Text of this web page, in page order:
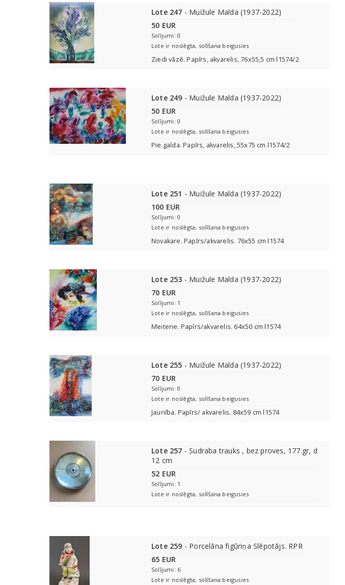
Lote 247 - Muižule Malda (1937-2022)
50 EUR
Solījumi: 0
Lote ir noslēgta, solīšana beigusies
Ziedi vāzē. Papīrs, akvarelis, 76x55,5 cm l1574/2
Lote 249 - Muižule Malda (1937-2022)
50 EUR
Solījumi: 0
Lote ir noslēgta, solīšana beigusies
Pie galda. Papīrs, akvarelis, 55x75 cm l1574/2
Lote 251 - Muižule Malda (1937-2022)
100 EUR
Solījumi: 0
Lote ir noslēgta, solīšana beigusies
Novakare. Papīrs/akvarelis. 76x55 cm l1574
Lote 253 - Muižule Malda (1937-2022)
70 EUR
Solījumi: 1
Lote ir noslēgta, solīšana beigusies
Meitene. Papīrs/akvarelis. 64x50 cm l1574
Lote 255 - Muižule Malda (1937-2022)
70 EUR
Solījumi: 0
Lote ir noslēgta, solīšana beigusies
Jaunība. Papīrs/ akvarelis. 84x59 cm l1574
Lote 257 - Sudraba trauks , bez proves, 177.gr, d
12 cm
52 EUR
Solījumi: 1
Lote ir noslēgta, solīšana beigusies
Lote 259 - Porcelāna figūriņa Slēpotājs. RPR
65 EUR
Solījumi: 6
Lote ir noslēgta, solīšana beigusies